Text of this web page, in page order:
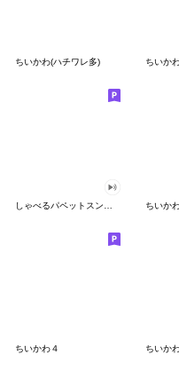
ちいかわ(ハチワレ多) ちいか
ちいか
ちいかわ４ ちいか